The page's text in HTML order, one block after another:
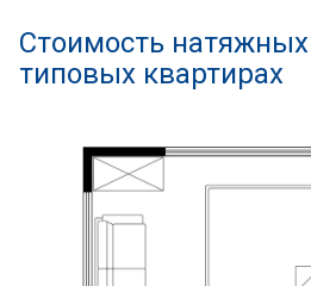
Стоимость
типовых квартирах